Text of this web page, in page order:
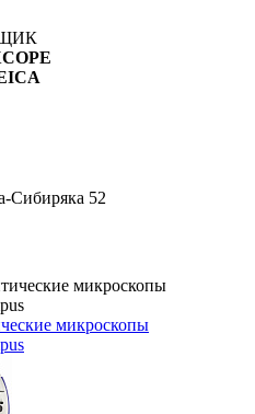
Сибиряка 52
микроскопы